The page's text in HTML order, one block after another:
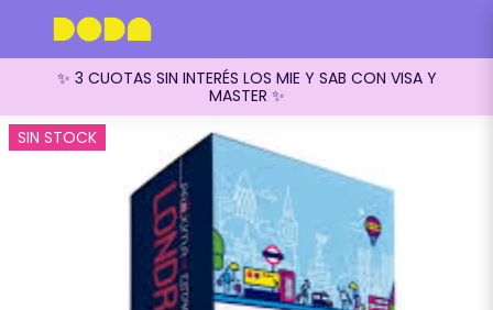
✨ 3 CUOTAS SIN INTERÉS LOS MIE Y SAB CON VISA Y
MASTER ✨
SIN STOCK